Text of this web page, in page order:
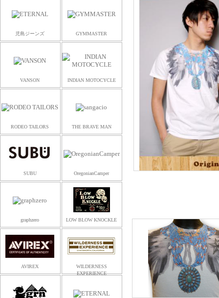
児島ジーンズ GYMMASTER
VANSON INDIAN MOTOCYCLE
RODEO TAILORS THE BRAVE MAN
SUBU OregonianCamper
graphzero LOW BLOW KNOCKLE
AVIREX
WILDERNESS
EXPERIENCE